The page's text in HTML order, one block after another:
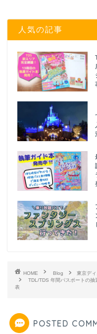
人気の記事
HOME Blog 東京デ
TDL/TDS 年間パスポートの
表
POSTED